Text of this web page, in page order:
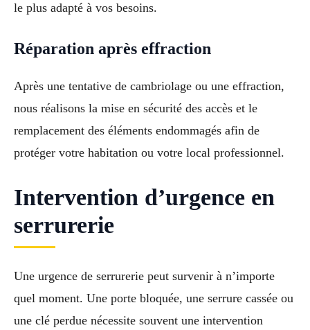
le plus adapté à vos besoins.
Réparation après effraction
Après une tentative de cambriolage ou une effraction,
nous réalisons la mise en sécurité des accès et le
remplacement des éléments endommagés afin de
protéger votre habitation ou votre local professionnel.
Intervention d’urgence en
serrurerie
Une urgence de serrurerie peut survenir à n’importe
quel moment. Une porte bloquée, une serrure cassée ou
une clé perdue nécessite souvent une intervention